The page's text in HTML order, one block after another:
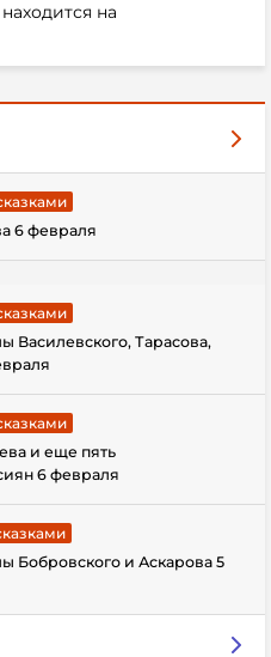
на
6 февраля
Василевского, Тарасова,
и еще пять
6 февраля
Бобровского и Аскарова 5